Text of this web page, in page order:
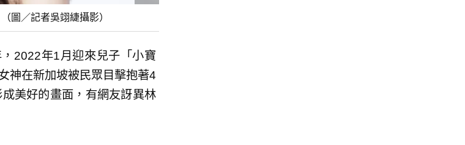
圖／記者吳翊緁攝影）
2022年1月迎來兒子「小寶
神在新加坡被民眾目擊抱著4
美好的畫面，有網友訝異林